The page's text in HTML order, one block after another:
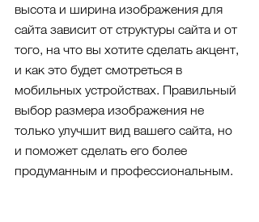
высота и ширина изображения для
сайта зависит от структуры сайта и от
того, на что вы хотите сделать акцент,
и как это будет смотреться в
мобильных устройствах. Правильный
выбор размера изображения не
только улучшит вид вашего сайта, но
и поможет сделать его более
продуманным и профессиональным.